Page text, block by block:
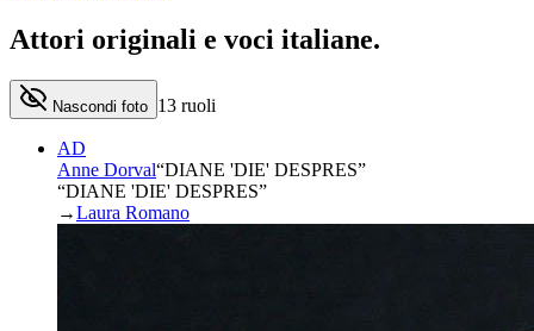
Attori originali e voci italiane.
Nascondi foto 13 ruoli
AD
Anne Dorval“DIANE 'DIE' DESPRES”
“DIANE 'DIE' DESPRES”
→Laura Romano